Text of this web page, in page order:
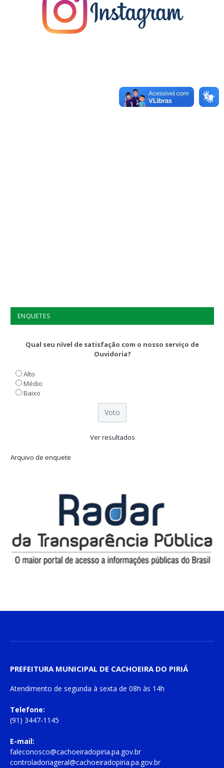
ENQUETES
Qual seu nível de satisfação com o nosso serviço de
Ouvidoria?
Alto
Médio
Baixo
Ver resultados
Arquivo de enquete
PREFEITURA MUNICIPAL DE CACHOEIRA DO PIRIÁ
Atendimento de segunda à sexta de 08h às 14h
Telefone:
(91) 3447-1145
E-mail:
faleconosco@cachoeiradopiria.pa.gov.br
controladoriageral@cachoeiradopiria.pa.gov.br